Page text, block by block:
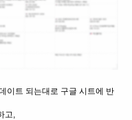
이트 되는대로 구글 시트에 반
,